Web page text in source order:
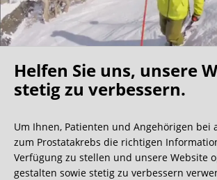
Oh what a
Wir bekommen ja viele tolle
aber dieser ist doch sehr
Helfen Sie uns, unsere
stetig zu verbessern.
Um Ihnen, Patienten und Angehörigen bei
zum Prostatakrebs die richtigen
Verfügung zu stellen und unsere Website
gestalten sowie stetig zu verbessern